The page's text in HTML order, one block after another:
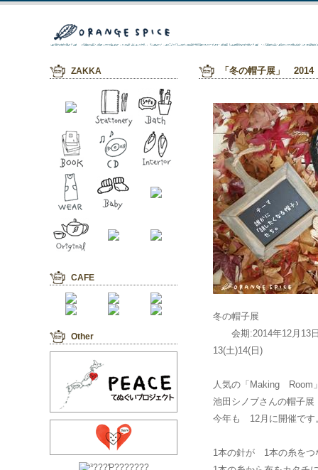
ZAKKA
CAFE
Other
「冬の帽子展」 2014
冬の帽子展
会期:2014年12月13日
13(土)14(日)
人気の「Making Room
池田シノブさんの帽子展
今年も 12月に開催です
1本の針が 1本の糸をつ